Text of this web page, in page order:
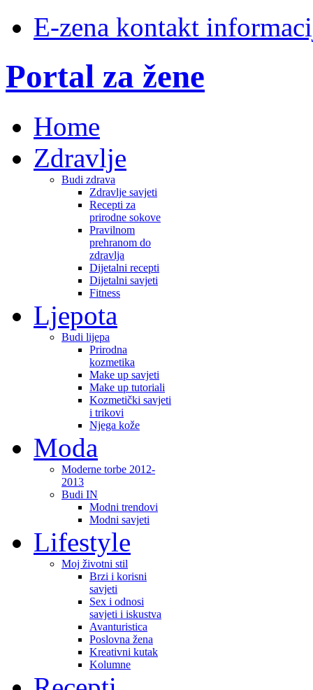
E-zena kontakt
Portal za žene
Home
Zdravlje
Budi zdrava
Zdravlje savjeti
Recepti za
prirodne sokove
Pravilnom
prehranom do
zdravlja
Dijetalni recepti
Dijetalni savjeti
Fitness
Ljepota
Budi lijepa
Prirodna
kozmetika
Make up savjeti
Make up tutoriali
Kozmetički savjeti
i trikovi
Njega kože
Moda
Moderne torbe 2012-
2013
Budi IN
Modni trendovi
Modni savjeti
Lifestyle
Moj životni stil
Brzi i korisni
savjeti
Sex i odnosi
savjeti i iskustva
Avanturistica
Poslovna žena
Kreativni kutak
Kolumne